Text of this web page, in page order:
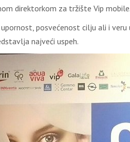
direktorkom za tržište Vip mobile.
posvećenost cilju ali i
najveći uspeh.